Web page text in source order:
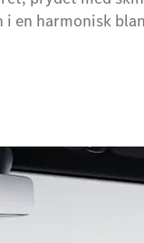
en harmonisk